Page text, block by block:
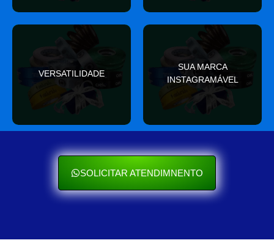
VERSATILIDADE
Se encaixa em qualquer
ocasião e sempre agrega
valor
SUA MARCA
INSTAGRAMÁVEL
Seu cliente ama mostrar
nas redes sociais
SOLICITAR ATENDIMNENTO